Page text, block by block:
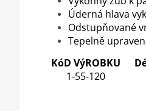
Úderná hlava
Odstupňované
Tepelně
KóD VýROBKU
1-55-120